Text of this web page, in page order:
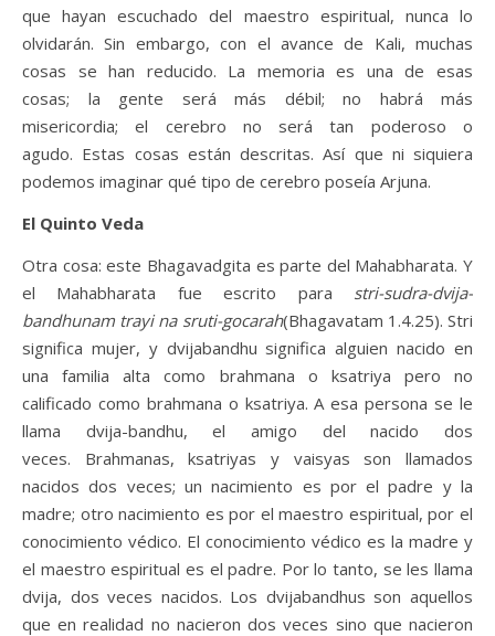
que hayan escuchado del maestro espiritual, nunca lo
olvidarán. Sin embargo, con el avance de Kali, muchas
cosas se han reducido. La memoria es una de esas
cosas; la gente será más débil; no habrá más
misericordia; el cerebro no será tan poderoso o
agudo. Estas cosas están descritas. Así que ni siquiera
podemos imaginar qué tipo de cerebro poseía Arjuna.
El Quinto Veda
Otra cosa: este Bhagavadgita es parte del Mahabharata. Y
el Mahabharata fue escrito para stri-sudra-dvija-
bandhunam trayi na sruti-gocarah(Bhagavatam 1.4.25). Stri
significa mujer, y dvijabandhu significa alguien nacido en
una familia alta como brahmana o ksatriya pero no
calificado como brahmana o ksatriya. A esa persona se le
llama dvija-bandhu, el amigo del nacido dos
veces. Brahmanas, ksatriyas y vaisyas son llamados
nacidos dos veces; un nacimiento es por el padre y la
madre; otro nacimiento es por el maestro espiritual, por el
conocimiento védico. El conocimiento védico es la madre y
el maestro espiritual es el padre. Por lo tanto, se les llama
dvija, dos veces nacidos. Los dvijabandhus son aquellos
que en realidad no nacieron dos veces sino que nacieron